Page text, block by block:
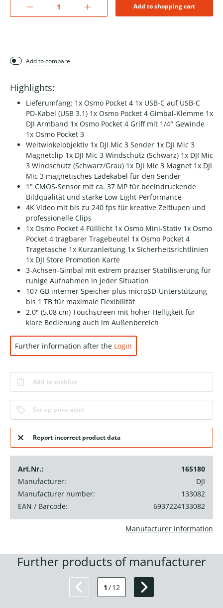
Add to shopping cart
Add to compare
Highlights:
Lieferumfang: 1x Osmo Pocket 4 1x USB-C auf USB-C
PD-Kabel (USB 3.1) 1x Osmo Pocket 4 Gimbal-Klemme 1x
DJI Armband 1x Osmo Pocket 4 Griff mit 1/4″ Gewinde
1x Osmo Pocket 3
Weitwinkelobjektiv 1x DJI Mic 3 Sender 1x DJI Mic 3
Magnetclip 1x DJI Mic 3 Windschutz (Schwarz) 1x DJI Mic
3 Windschutz (Schwarz/Grau) 1x DJI Mic 3 Magnet 1x DJI
Mic 3 magnetisches Ladekabel für den Sender
1" CMOS-Sensor mit ca. 37 MP für beeindruckende
Bildqualität und starke Low-Light-Performance
4K Video mit bis zu 240 fps für kreative Zeitlupen und
professionelle Clips
1x Osmo Pocket 4 Fülllicht 1x Osmo Mini-Stativ 1x Osmo
Pocket 4 tragbarer Tragebeutel 1x Osmo Pocket 4
Tragetasche 1x Kurzanleitung 1x Sicherheitsrichtlinien
1x DJI Store Promotion Karte
3-Achsen-Gimbal mit extrem präziser Stabilisierung für
ruhige Aufnahmen in jeder Situation
107 GB interner Speicher plus microSD-Unterstützung
bis 1 TB für maximale Flexibilität
2,0" (5,08 cm) Touchscreen mit hoher Helligkeit für
klare Bedienung auch im Außenbereich
Further information after the Login
Add to wishlist
Set up price alert
Report incorrect product data
Art.Nr.:
165180
Manufacturer:
DJI
Manufacturer number:
133082
EAN / Barcode:
6937224133082
Manufacturer Information
Further products of manufacturer
1 /12